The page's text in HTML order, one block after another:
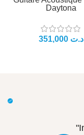
Daytona
د.ت